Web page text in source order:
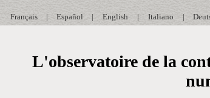
|
Italiano
|
English
|
Español
|
Français
L'observatoire de la